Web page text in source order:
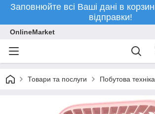
Заповнюйте всі Ваші дані в
відправки!
OnlineMarket
Товари та послуги Побутова техніка